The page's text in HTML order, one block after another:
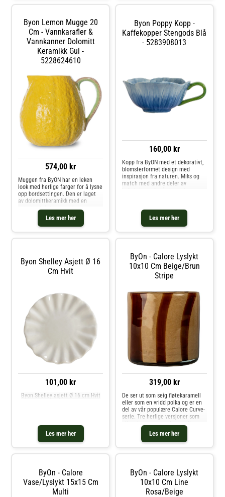
Byon Lemon Mugge 20
Cm - Vannkarafler &
Vannkanner Dolomitt
Keramikk Gul -
5228624610
574,00 kr
Les mer her
Muggen fra ByON har en leken
look med herlige farger for å lysne
opp bordsettingen. Den er laget
av dolomittkeramikk med en
følelse av ro og harmoni.
Kombiner med andre deler i
serien og skap din personlige look.
Vedlikeholdsinstruksjoner for
muggen- Håndvask anbefales.
Kjøp Vannkarafler & Vannkanner
Byon Poppy Kopp -
Kaffekopper Stengods Blå
- 5283908013
160,00 kr
Les mer her
Kopp fra ByON med et dekorativt,
blomsterformet design med
inspirasjon fra naturen. Miks og
match med andre deler av
mm.- Høyde: 55 mm.- Lengde: 140
mm.- Laget av
stentøy.Vedlikeholdsinstruksjoner
Byon Shelley Asjett Ø 16
Cm Hvit
101,00 kr
Les mer her
Byon Shelley asjett Ø 16 cm Hvit
ByOn - Calore Lyslykt
10x10 Cm Beige/brun
Stripe
319,00 kr
Les mer her
De ser ut som seig fløtekaramell
eller som en vridd polka og er en
del av vår populære Calore Curve-
serie. Tre herlige versjoner som
alle minner oss om karameller:
brun/beige, svart/beige og blandet
grønn. Fin alene, men storslått
sammen med resten a
ByOn - Calore
Vase/lyslykt 15x15 Cm
Multi
ByOn - Calore Lyslykt
10x10 Cm Line
Rosa/beige